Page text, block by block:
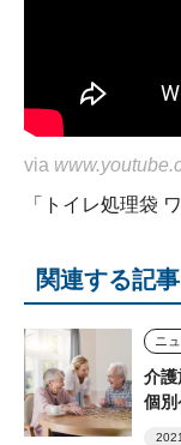
via
「トイレ処理袋
関連する記事
ニ
介護
個別
酒